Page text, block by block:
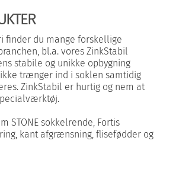
finder du mange forskellige
bl.a. vores ZinkStabil
stabile og unikke opbygning
trænger ind i soklen samtidig
ZinkStabil er hurtig og nem at
STONE sokkelrende, Fortis
kant afgrænsning, flisefødder og